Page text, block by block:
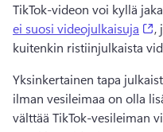
TikTok-videon voi kyllä
ei suosi videojulkaisuja
,
kuitenkin ristiinjulkaista
Yksinkertainen tapa
ilman vesileimaa on olla
välttää TikTok-vesileiman